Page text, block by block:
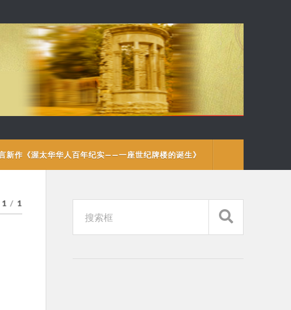
新作《渥太华华人百年纪实——一座世纪牌楼的诞生》
1 / 1